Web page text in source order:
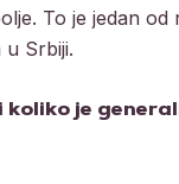
To je jedan
Srbiji.
je